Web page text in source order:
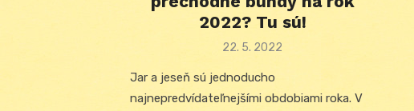
2022? Tu sú!
Posted
22. 5. 2022
Jar a jeseň sú jednoducho
najnepredvídateľnejšími obdobiami roka. V